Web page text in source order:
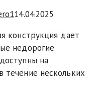
14.04.2025
конструкция дает
недорогие
на
нескольких